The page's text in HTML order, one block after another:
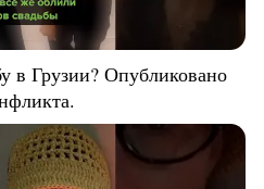
в Грузии? Опубликовано